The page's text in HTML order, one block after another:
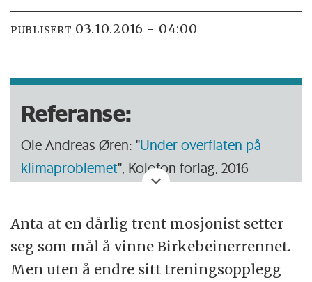
PUBLISERT 03.10.2016 - 04:00
Referanse:
Ole Andreas Øren: "Under overflaten på
klimaproblemet", Kolofon forlag, 2016
Anta at en dårlig trent mosjonist setter
seg som mål å vinne Birkebeinerrennet.
Men uten å endre sitt treningsopplegg